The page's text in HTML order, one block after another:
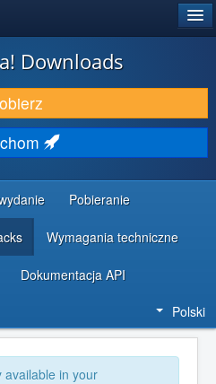
Downloads
Pobieranie
Wymagania techniczne
Dokumentacja API
Polski
available in your